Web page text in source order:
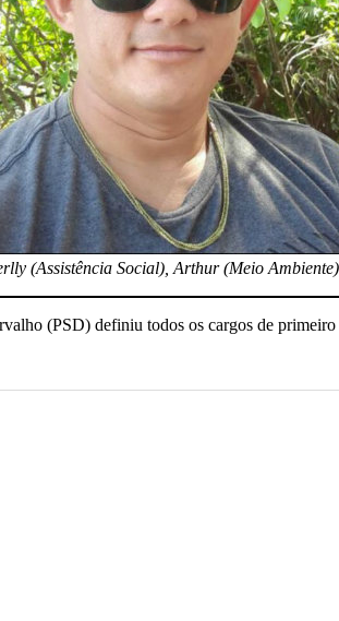
(Assistência Social), Arthur (Meio
(PSD) definiu todos os cargos de